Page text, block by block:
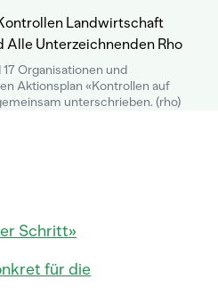
Organisationen und
Aktionsplan «Kontrollen auf
unterschrieben. (rho)
Schritt»
für die